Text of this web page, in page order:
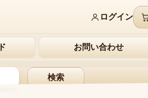
ログイン
お問い合わせ
検索